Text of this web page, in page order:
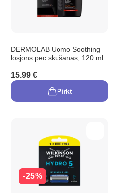
DERMOLAB Uomo Soothing
losjons pēc skūšanās, 120 ml
15.99 €
Pirkt
-25%